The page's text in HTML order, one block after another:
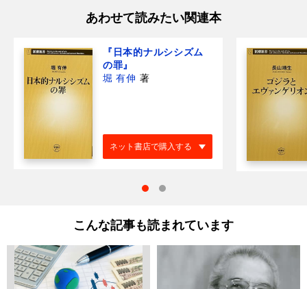
あわせて読みたい関連本
『日本的ナルシシズム
の罪』
堀 有伸 著
ネット書店で購入する
こんな記事も読まれています